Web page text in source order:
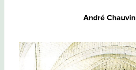
André Chauvin